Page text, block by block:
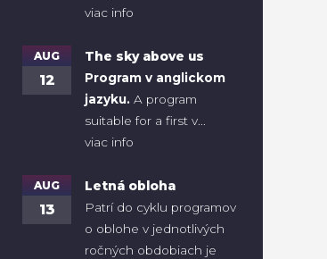
viac info
AUG
12
The sky above us
Program v anglickom
jazyku. A program
suitable for a first v...
viac info
AUG
13
Letná obloha
Patrí do cyklu programov
o oblohe v jednotlivých
ročných obdobiach je